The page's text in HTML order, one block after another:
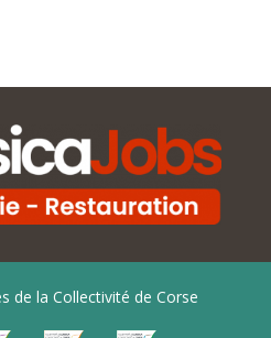
de la Collectivité de Corse